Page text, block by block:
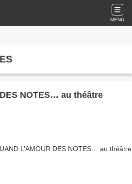
MENU
NOTES… au théâtre